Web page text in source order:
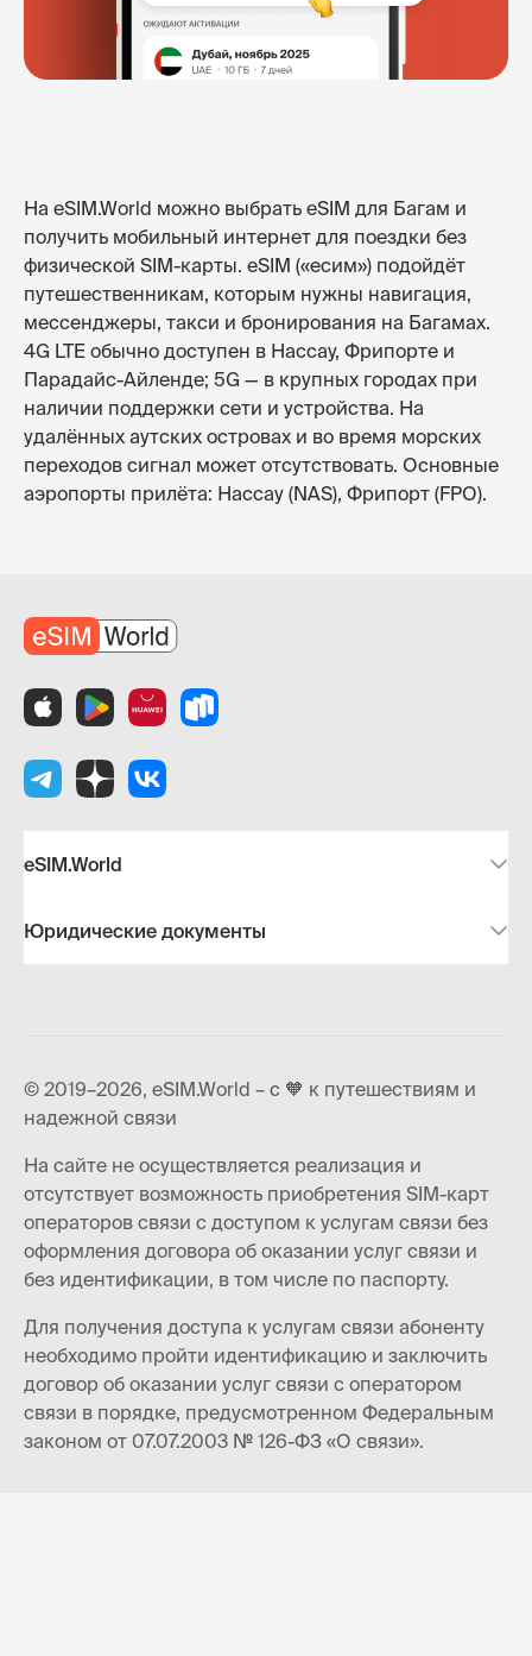
На eSIM.World можно выбрать eSIM для Багам и
получить мобильный интернет для поездки без
физической SIM-карты. eSIM («есим») подойдёт
путешественникам, которым нужны навигация,
мессенджеры, такси и бронирования на Багамах.
4G LTE обычно доступен в Нассау, Фрипорте и
Парадайс-Айленде; 5G — в крупных городах при
наличии поддержки сети и устройства. На
удалённых аутских островах и во время морских
переходов сигнал может отсутствовать. Основные
аэропорты прилёта: Нассау (NAS), Фрипорт (FPO).
eSIM.World
Юридические документы
© 2019–2026, eSIM.World – с 🧡 к путешествиям и
надежной связи
На сайте не осуществляется реализация и
отсутствует возможность приобретения SIM-карт
операторов связи с доступом к услугам связи без
оформления договора об оказании услуг связи и
без идентификации, в том числе по паспорту.
Для получения доступа к услугам связи абоненту
необходимо пройти идентификацию и заключить
договор об оказании услуг связи с оператором
связи в порядке, предусмотренном Федеральным
законом от 07.07.2003 № 126-ФЗ «О связи».